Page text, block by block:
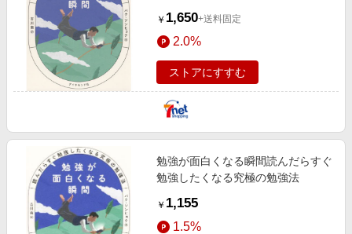
家電・PC・スマホ・カメラ
エンタメ
スポーツ・アウトドア・ゴルフ
インテリア・寝具
旅行・レジャー・ホテル予約
生活・お役立ち
金融・マネー・保険
デジタルコンテンツ
楽天ペイ導入ストア
楽天サービス特集
旅行特集
わくわく夏特集
Apple公式サイト×楽天カード分割払い
Qoo10メガポ
Samsung ボーナスキャンペーン
週末の高還元 夏の長期版
￥ 1,650+送料固定
2.0%
ストアにすすむ
勉強が面白くなる瞬間読んだらすぐ
勉強したくなる究極の勉強法
￥ 1,155
1.5%